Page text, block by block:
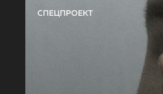
СПЕЦПРОЕКТ